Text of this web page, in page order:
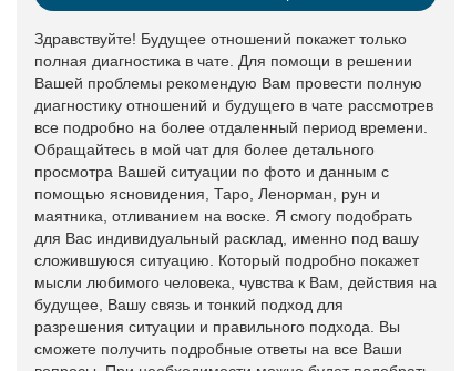
Здравствуйте! Будущее отношений покажет только
полная диагностика в чате. Для помощи в решении
Вашей проблемы рекомендую Вам провести полную
диагностику отношений и будущего в чате рассмотрев
все подробно на более отдаленный период времени.
Обращайтесь в мой чат для более детального
просмотра Вашей ситуации по фото и данным с
помощью ясновидения, Таро, Ленорман, рун и
маятника, отливанием на воске. Я смогу подобрать
для Вас индивидуальный расклад, именно под вашу
сложившуюся ситуацию. Который подробно покажет
мысли любимого человека, чувства к Вам, действия на
будущее, Вашу связь и тонкий подход для
разрешения ситуации и правильного подхода. Вы
сможете получить подробные ответы на все Ваши